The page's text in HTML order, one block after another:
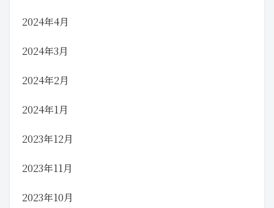
2024年4月
2024年3月
2024年2月
2024年1月
2023年12月
2023年11月
2023年10月